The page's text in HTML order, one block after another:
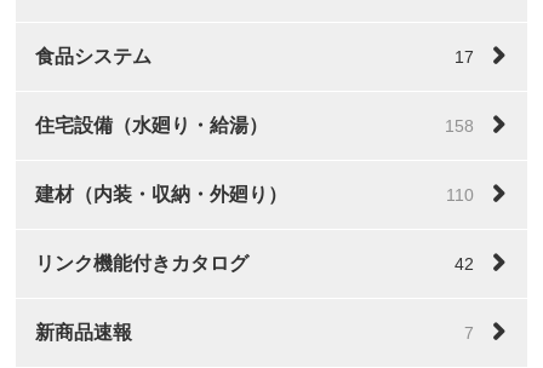
食品システム 17
住宅設備（水廻り・給湯） 158
建材（内装・収納・外廻り） 110
リンク機能付きカタログ 42
新商品速報 7